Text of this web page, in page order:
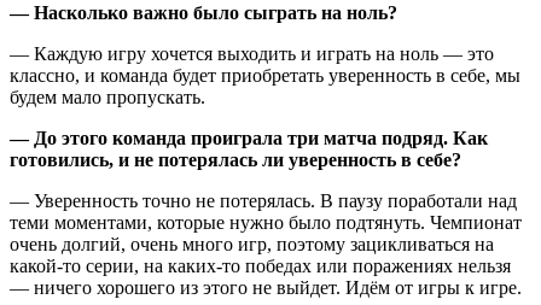
— Насколько важно было сыграть на ноль?
— Каждую игру хочется выходить и играть на ноль — это
классно, и команда будет приобретать уверенность в себе, мы
будем мало пропускать.
— До этого команда проиграла три матча подряд. Как
готовились, и не потерялась ли уверенность в себе?
— Уверенность точно не потерялась. В паузу поработали над
теми моментами, которые нужно было подтянуть. Чемпионат
очень долгий, очень много игр, поэтому зацикливаться на
какой-то серии, на каких-то победах или поражениях нельзя
— ничего хорошего из этого не выйдет. Идём от игры к игре.